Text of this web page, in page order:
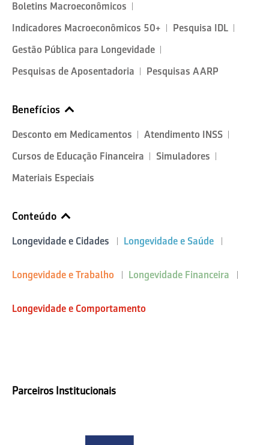
Boletins Macroeconômicos
Indicadores Macroeconômicos 50+
Pesquisa IDL
Gestão Pública para Longevidade
Pesquisas de Aposentadoria
Pesquisas AARP
Benefícios
Desconto em Medicamentos
Atendimento INSS
Cursos de Educação Financeira
Simuladores
Materiais Especiais
Conteúdo
Longevidade e Cidades Longevidade e Saúde
Longevidade e Trabalho Longevidade Financeira
Longevidade e Comportamento
Parceiros Institucionais